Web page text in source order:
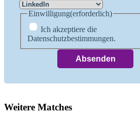
Einwilligung(erforderlich)
Ich akzeptiere die
Datenschutzbestimmungen.
Weitere Matches